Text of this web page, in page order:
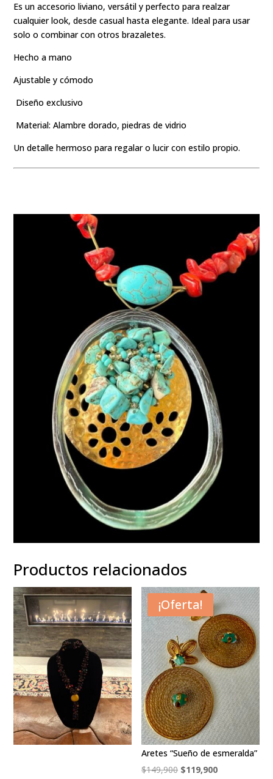
Es un accesorio liviano, versátil y perfecto para realzar
cualquier look, desde casual hasta elegante. Ideal para usar
solo o combinar con otros brazaletes.
Hecho a mano
Ajustable y cómodo
Diseño exclusivo
Material: Alambre dorado, piedras de vidrio
Un detalle hermoso para regalar o lucir con estilo propio.
Productos relacionados
¡Oferta!
Aretes “Sueño de esmeralda”
$149,900 Original
$119,900Current